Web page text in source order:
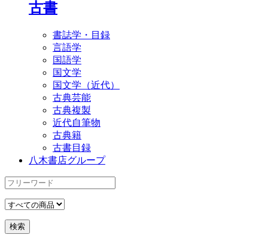
古書
書誌学・目録
言語学
国語学
国文学
国文学（近代）
古典芸能
古典複製
近代自筆物
古典籍
古書目録
八木書店グループ